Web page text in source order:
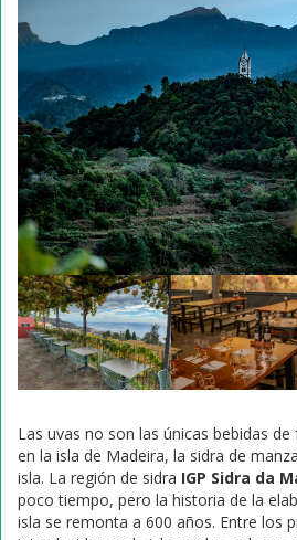
Las uvas no son las únicas bebidas
en la isla de Madeira, la sidra de
isla. La región de sidra IGP Sidra da
poco tiempo, pero la historia de la
isla se remonta a 600 años. Entre los